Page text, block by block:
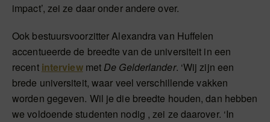
impact’, zei ze daar onder andere over.
Ook bestuursvoorzitter Alexandra van Huffelen
accentueerde de breedte van de universiteit in een
recent interviewmet De Gelderlander. ‘Wij zijn een
brede universiteit, waar veel verschillende vakken
worden gegeven. Wil je die breedte houden, dan hebben
we voldoende studenten nodig , zei ze daarover. ‘In